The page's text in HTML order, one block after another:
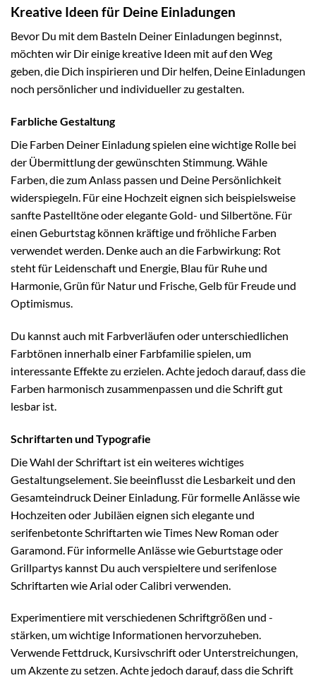
Kreative Ideen für Deine Einladungen
Bevor Du mit dem Basteln Deiner Einladungen beginnst,
möchten wir Dir einige kreative Ideen mit auf den Weg
geben, die Dich inspirieren und Dir helfen, Deine Einladungen
noch persönlicher und individueller zu gestalten.
Farbliche Gestaltung
Die Farben Deiner Einladung spielen eine wichtige Rolle bei
der Übermittlung der gewünschten Stimmung. Wähle
Farben, die zum Anlass passen und Deine Persönlichkeit
widerspiegeln. Für eine Hochzeit eignen sich beispielsweise
sanfte Pastelltöne oder elegante Gold- und Silbertöne. Für
einen Geburtstag können kräftige und fröhliche Farben
verwendet werden. Denke auch an die Farbwirkung: Rot
steht für Leidenschaft und Energie, Blau für Ruhe und
Harmonie, Grün für Natur und Frische, Gelb für Freude und
Optimismus.
Du kannst auch mit Farbverläufen oder unterschiedlichen
Farbtönen innerhalb einer Farbfamilie spielen, um
interessante Effekte zu erzielen. Achte jedoch darauf, dass die
Farben harmonisch zusammenpassen und die Schrift gut
lesbar ist.
Schriftarten und Typografie
Die Wahl der Schriftart ist ein weiteres wichtiges
Gestaltungselement. Sie beeinflusst die Lesbarkeit und den
Gesamteindruck Deiner Einladung. Für formelle Anlässe wie
Hochzeiten oder Jubiläen eignen sich elegante und
serifenbetonte Schriftarten wie Times New Roman oder
Garamond. Für informelle Anlässe wie Geburtstage oder
Grillpartys kannst Du auch verspieltere und serifenlose
Schriftarten wie Arial oder Calibri verwenden.
Experimentiere mit verschiedenen Schriftgrößen und -
stärken, um wichtige Informationen hervorzuheben.
Verwende Fettdruck, Kursivschrift oder Unterstreichungen,
um Akzente zu setzen. Achte jedoch darauf, dass die Schrift